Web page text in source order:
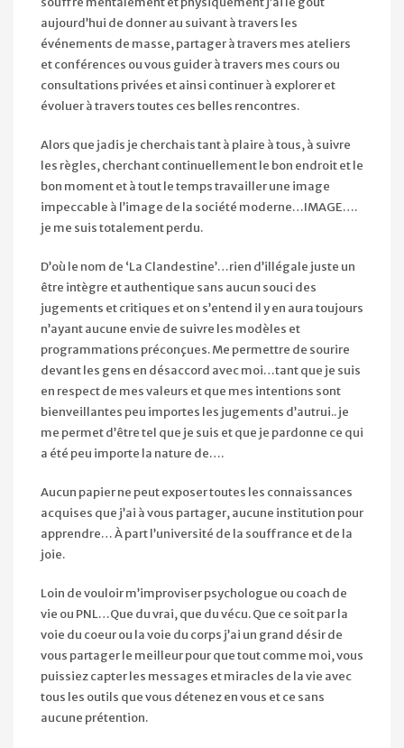
aujourd’hui de donner au suivant à travers les
événements de masse, partager à travers mes ateliers
et conférences ou vous guider à travers mes cours ou
consultations privées et ainsi continuer à explorer et
évoluer à travers toutes ces belles rencontres.
Alors que jadis je cherchais tant à plaire à tous, à suivre
les règles, cherchant continuellement le bon endroit et le
bon moment et à tout le temps travailler une image
impeccable à l’image de la société moderne…IMAGE….
je me suis totalement perdu.
D’où le nom de ‘La Clandestine’…rien d’illégale juste un
être intègre et authentique sans aucun souci des
jugements et critiques et on s’entend il y en aura toujours
n’ayant aucune envie de suivre les modèles et
programmations préconçues. Me permettre de sourire
devant les gens en désaccord avec moi…tant que je suis
en respect de mes valeurs et que mes intentions sont
bienveillantes peu importes les jugements d’autrui.. je
me permet d’être tel que je suis et que je pardonne ce qui
a été peu importe la nature de….
Aucun papier ne peut exposer toutes les connaissances
acquises que j’ai à vous partager, aucune institution pour
apprendre… À part l’université de la souffrance et de la
joie.
Loin de vouloir m’improviser psychologue ou coach de
vie ou PNL…Que du vrai, que du vécu. Que ce soit par la
voie du coeur ou la voie du corps j’ai un grand désir de
vous partager le meilleur pour que tout comme moi, vous
puissiez capter les messages et miracles de la vie avec
tous les outils que vous détenez en vous et ce sans
aucune prétention.